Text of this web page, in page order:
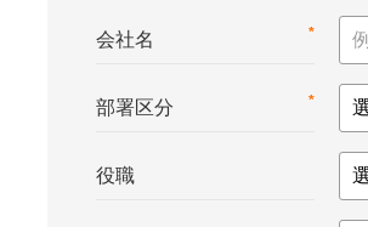
*
会社名
*
部署区分
役職